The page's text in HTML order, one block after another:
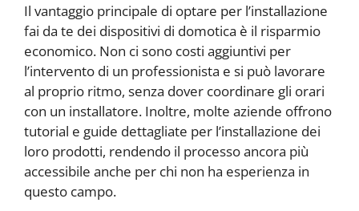
Il vantaggio principale di optare per l’installazione
fai da te dei dispositivi di domotica è il risparmio
economico. Non ci sono costi aggiuntivi per
l’intervento di un professionista e si può lavorare
al proprio ritmo, senza dover coordinare gli orari
con un installatore. Inoltre, molte aziende offrono
tutorial e guide dettagliate per l’installazione dei
loro prodotti, rendendo il processo ancora più
accessibile anche per chi non ha esperienza in
questo campo.